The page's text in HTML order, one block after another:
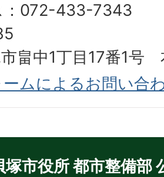
：072-433-7343
畠中1丁目17番1号
ムによるお問い合
塚市役所 都市整備部